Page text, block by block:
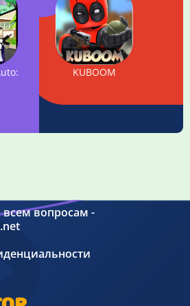
Open World Sandbox Simulator
KUBOOM
вопросам -